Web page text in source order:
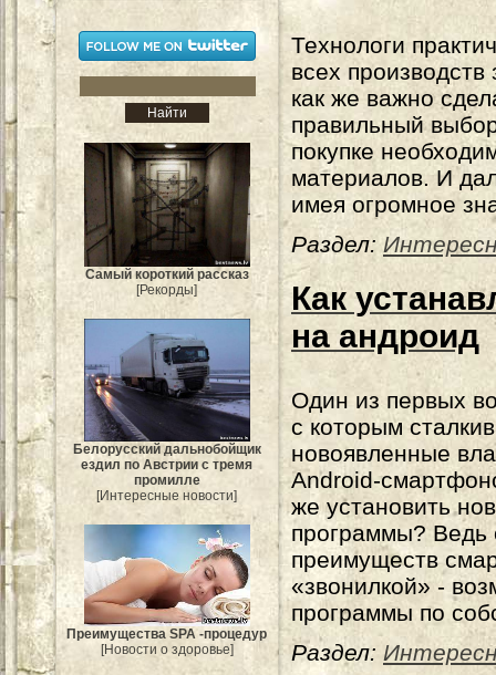
Самый короткий рассказ
[Рекорды]
Белорусский дальнобойщик
ездил по Австрии с тремя
промилле
[Интересные новости]
Преимущества SPA -процедур
[Новости о здоровье]
Технологи
всех производств
как же важно
правильный
покупке
материалов. И
имея огромное
Раздел:
Как
на андроид
Один из первых
с которым
новоявленные
Android-
же установить
программы? Ведь
преимуществ
«звонилкой» -
программы по
Раздел: